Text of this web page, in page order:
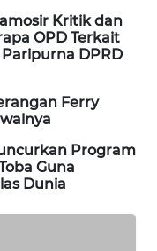
Kritik dan
OPD Terkait
DPRD
Ferry
Program
Guna
Dunia